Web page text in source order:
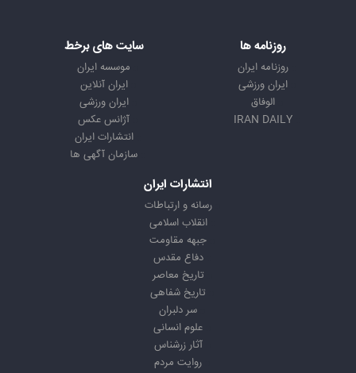
روزنامه ها
روزنامه ایران
ایران ورزشی
الوفاق
IRAN DAILY
سایت های برخط
موسسه ایران
ایران آنلاین
ایران ورزشی
آژانس عکس
انتشارات ایران
سازمان آگهی ها
انتشارات ایران
رسانه و ارتباطات
انقلاب اسلامی
جبهه مقاومت
دفاع مقدس
تاریخ معاصر
تاریخ شفاهی
سر دلبران
علوم انسانی
آثار زرشناس
روایت مردم